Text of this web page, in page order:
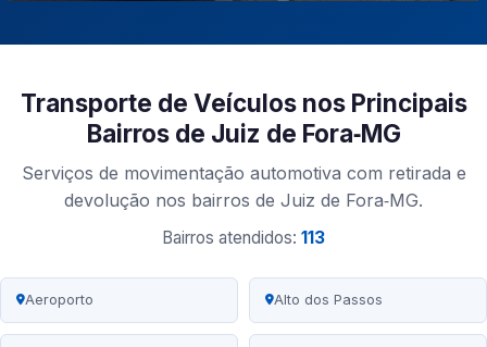
Transporte de Veículos nos Principais
Bairros de Juiz de Fora‑MG
Serviços de movimentação automotiva com retirada e
devolução nos bairros de Juiz de Fora‑MG.
Bairros atendidos: 113
Aeroporto Alto dos Passos